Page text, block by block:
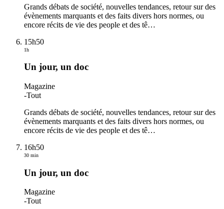
Grands débats de société, nouvelles tendances, retour sur des
évènements marquants et des faits divers hors normes, ou
encore récits de vie des people et des tê…
15h50
1h
Un jour, un doc
Magazine
-Tout
Grands débats de société, nouvelles tendances, retour sur des
évènements marquants et des faits divers hors normes, ou
encore récits de vie des people et des tê…
16h50
30 min
Un jour, un doc
Magazine
-Tout